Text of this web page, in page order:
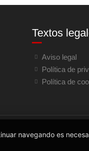
Textos
Aviso legal
Política de
Política de
navegando es